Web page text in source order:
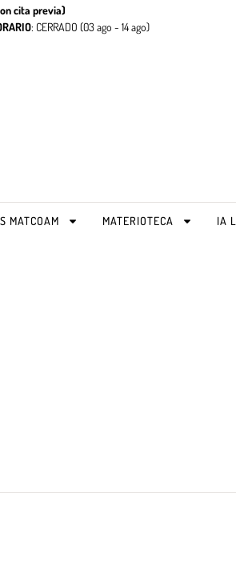
cita previa)
: CERRADO (03 ago - 14 ago)
MATCOAM MATERIOTECA IA